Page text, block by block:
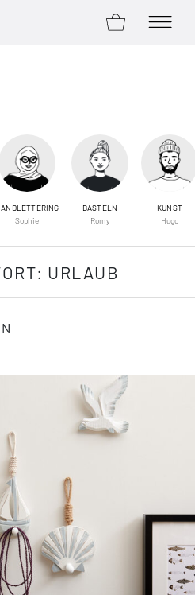
ZUM SHOPMENÜ
Sophie
BASTELN
Romy
KUNST
Hugo
URLAUB